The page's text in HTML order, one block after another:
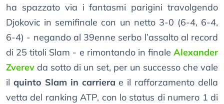
ha spazzato via i fantasmi parigini travolgendo
Djokovic in semifinale con un netto 3-0 (6-4, 6-4,
6-4) - negando al 39enne serbo l’assalto al record
di 25 titoli Slam - e rimontando in finale Alexander
Zverev da sotto di un set, per un successo che vale
il quinto Slam in carriera e il rafforzamento della
vetta del ranking ATP, con lo status di numero 1 di